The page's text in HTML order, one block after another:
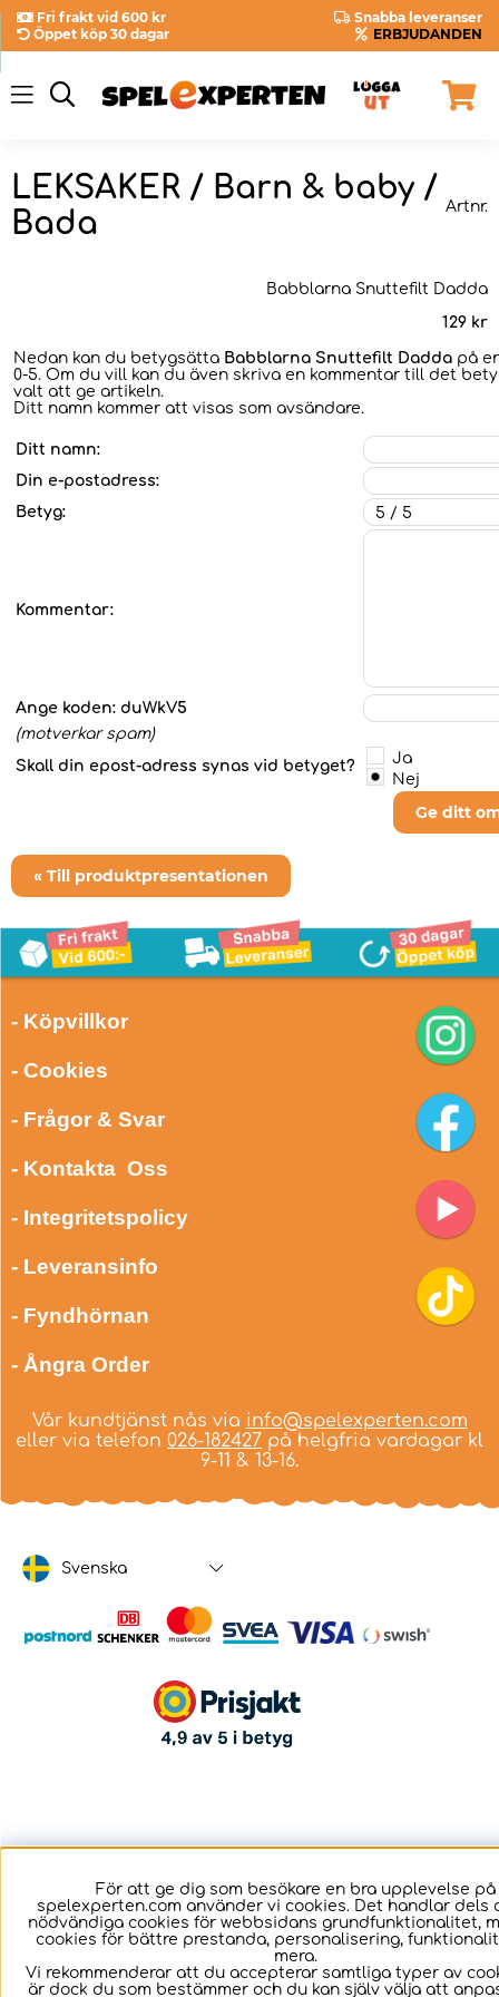
Fri frakt vid 600 kr
Snabba leveranser
Öppet köp 30 dagar
ERBJUDANDEN
LEKSAKER / Barn & baby /
Bada
Artnr.
Babblarna Snuttefilt Dadda
129 kr
Nedan kan du betygsätta Babblarna Snuttefilt Dadda på
0-5. Om du vill kan du även skriva en kommentar till det
valt att ge artikeln.
Ditt namn kommer att visas som avsändare.
Ditt namn:
Din e-postadress:
Betyg:
Kommentar:
Ange koden: duWkV5
(motverkar spam)
Skall din epost-adress synas vid betyget?
Ja
Nej
Ge ditt
« Till produktpresentationen
- Köpvillkor
- Cookies
- Frågor & Svar
- Kontakta Oss
- Integritetspolicy
- Leveransinfo
- Fyndhörnan
- Ångra Order
Vår kundtjänst nås via info@spelexperten.com
eller via telefon 026-182427 på helgfria vardagar kl
9-11 & 13-16.
Svenska
För att ge dig som besökare en bra upplevelse på
spelexperten.com använder vi cookies. Det handlar dels
nödvändiga cookies för webbsidans grundfunktionalitet,
cookies för bättre prestanda, personalisering,
mera.
Vi rekommenderar att du accepterar samtliga typer av
är dock du som bestämmer och du kan själv välja att